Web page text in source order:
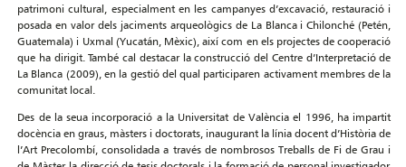
patrimoni cultural, especialment en les campanyes d’excavació, restauració i
posada en valor dels jaciments arqueològics de La Blanca i Chilonché (Petén,
Guatemala) i Uxmal (Yucatán, Mèxic), així com en els projectes de cooperació
que ha dirigit. També cal destacar la construcció del Centre d’Interpretació de
La Blanca (2009), en la gestió del qual participaren activament membres de la
comunitat local.
Des de la seua incorporació a la Universitat de València el 1996, ha impartit
docència en graus, màsters i doctorats, inaugurant la línia docent d’Història de
l’Art Precolombí, consolidada a través de nombrosos Treballs de Fi de Grau i